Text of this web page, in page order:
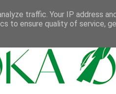
traffic. Your IP address
to ensure quality of service,